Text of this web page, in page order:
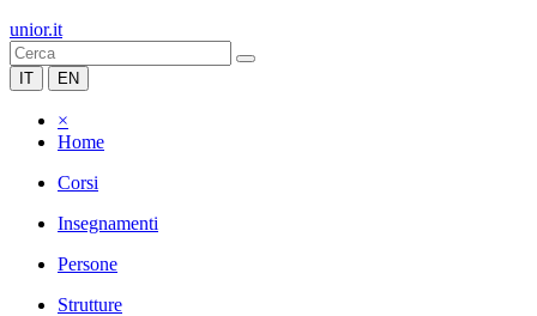
unior.it
IT EN
×
Home
Corsi
Insegnamenti
Persone
Strutture